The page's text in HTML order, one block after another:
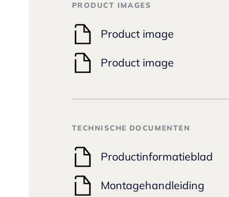
PRODUCT IMAGES
Product image
Product image
TECHNISCHE DOCUMENTEN
Productinformatieblad
Montagehandleiding